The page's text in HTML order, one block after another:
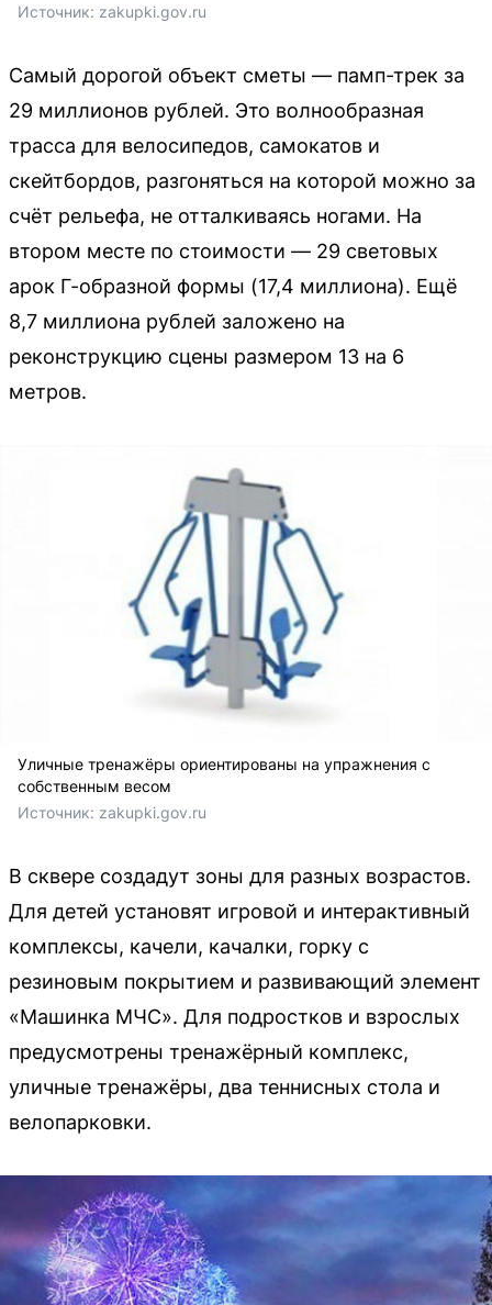
Источник: zakupki.gov.ru
Самый дорогой объект сметы — памп-трек за
29 миллионов рублей. Это волнообразная
трасса для велосипедов, самокатов и
скейтбордов, разгоняться на которой можно за
счёт рельефа, не отталкиваясь ногами. На
втором месте по стоимости — 29 световых
арок Г-образной формы (17,4 миллиона). Ещё
8,7 миллиона рублей заложено на
реконструкцию сцены размером 13 на 6
метров.
Уличные тренажёры ориентированы на упражнения с
собственным весом
Источник: zakupki.gov.ru
В сквере создадут зоны для разных возрастов.
Для детей установят игровой и интерактивный
комплексы, качели, качалки, горку с
резиновым покрытием и развивающий элемент
«Машинка МЧС». Для подростков и взрослых
предусмотрены тренажёрный комплекс,
уличные тренажёры, два теннисных стола и
велопарковки.